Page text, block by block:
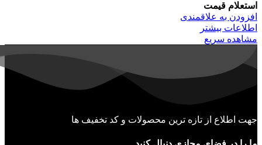
استعلام قیمت
افزودن به علاقمندی
اطلاعات بیشتر
مشاهده سریع
جهت اطلاع از تازه ترین محصولات و کد تخفیف ها